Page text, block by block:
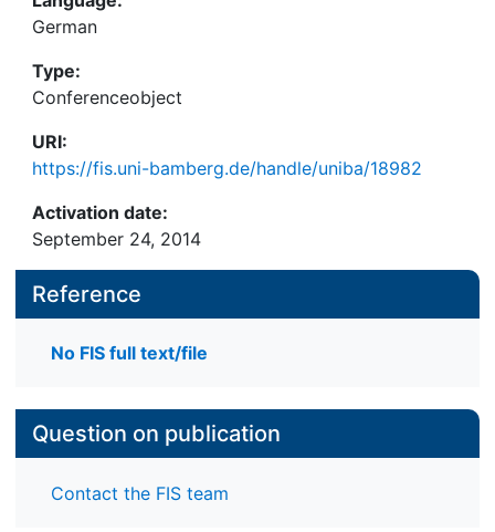
German
Type:
Conferenceobject
URI:
https://fis.uni-bamberg.de/handle/uniba/18982
Activation date:
September 24, 2014
Reference
No FIS full text/file
Question on publication
Contact the FIS team